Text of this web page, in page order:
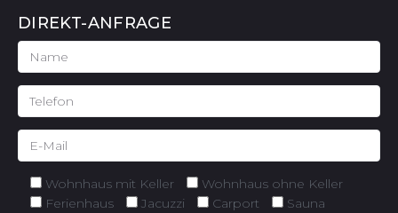
DIREKT-ANFRAGE
Wohnhaus mit Keller
Wohnhaus ohne Keller
Ferienhaus
Jacuzzi Carport
Sauna